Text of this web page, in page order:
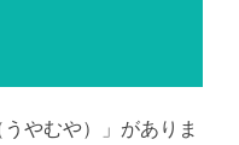
やむや）」がありま